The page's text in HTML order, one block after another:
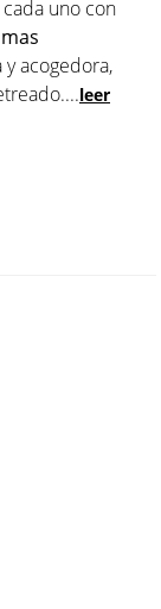
cada uno con
y acogedora,
...leer